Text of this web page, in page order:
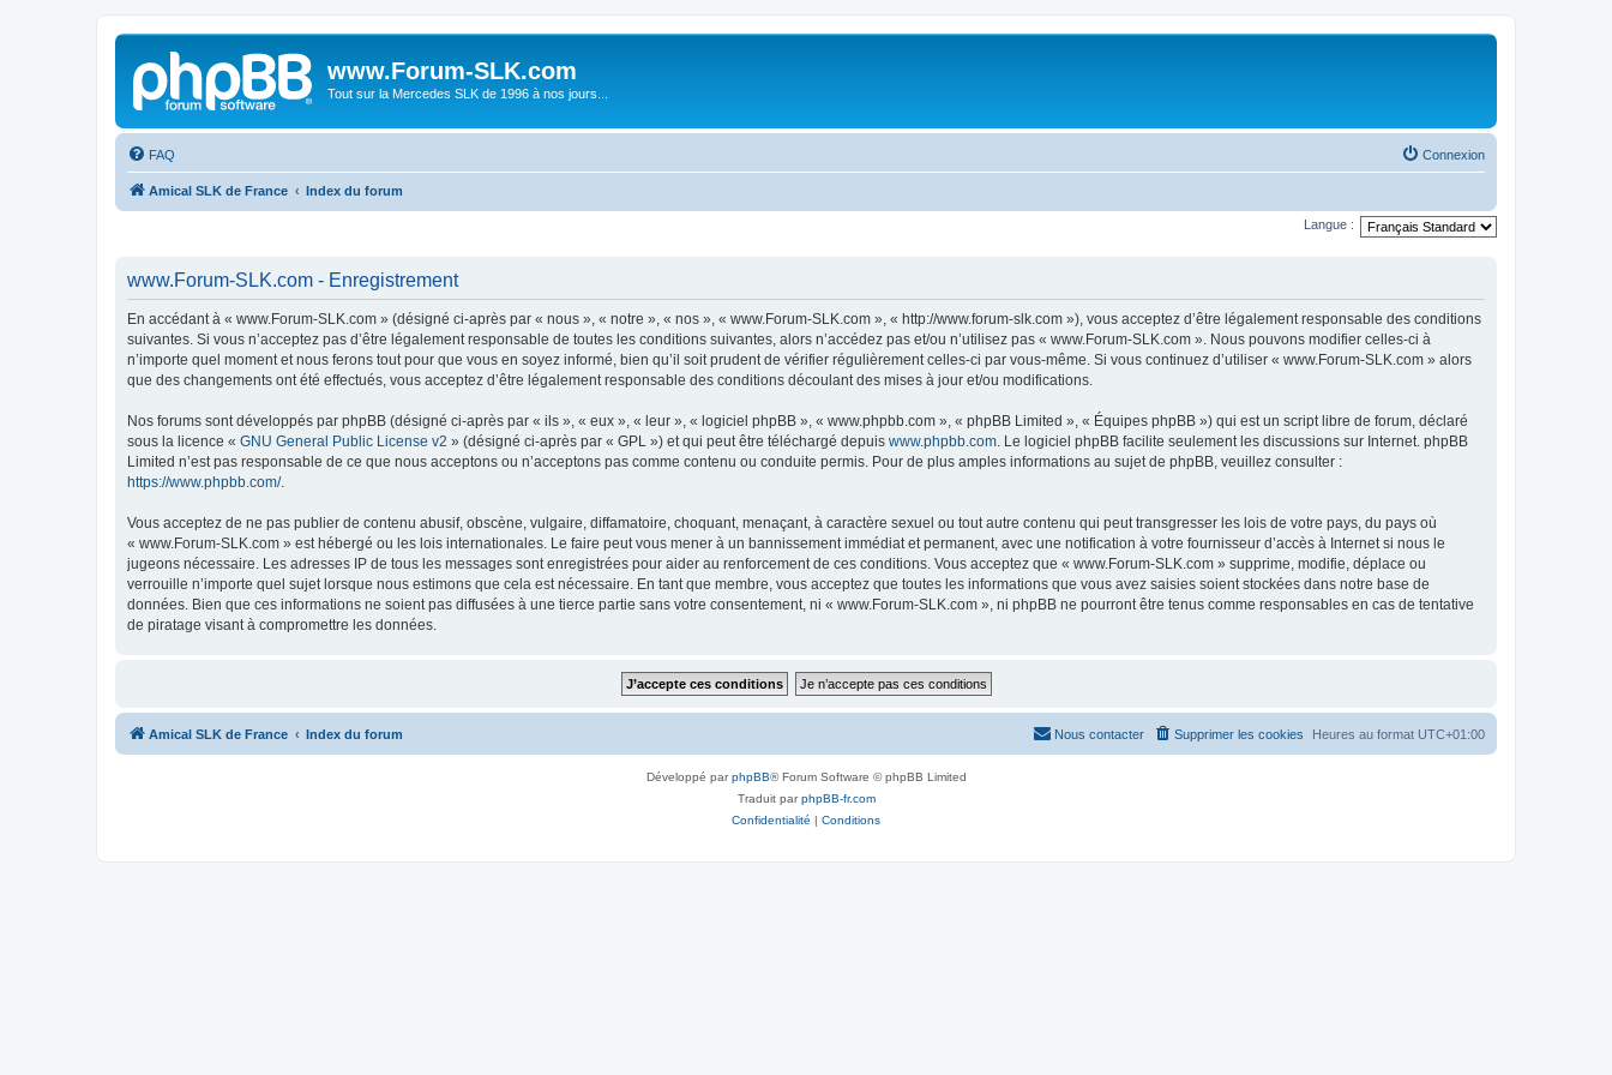
www.Forum-SLK.com
Tout sur la Mercedes SLK de 1996 à nos jours...
FAQ Connexion
Amical SLK de France Index du forum
Langue :
www.Forum-SLK.com - Enregistrement
En accédant à « www.Forum-SLK.com » (désigné ci-après par « nous », « notre », « nos », « www.Forum-SLK.com », « http://www.forum-slk.com »), vous acceptez d’être légalement responsable des conditions
suivantes. Si vous n’acceptez pas d’être légalement responsable de toutes les conditions suivantes, alors n’accédez pas et/ou n’utilisez pas « www.Forum-SLK.com ». Nous pouvons modifier celles-ci à
n’importe quel moment et nous ferons tout pour que vous en soyez informé, bien qu’il soit prudent de vérifier régulièrement celles-ci par vous-même. Si vous continuez d’utiliser « www.Forum-SLK.com » alors
que des changements ont été effectués, vous acceptez d’être légalement responsable des conditions découlant des mises à jour et/ou modifications.
Nos forums sont développés par phpBB (désigné ci-après par « ils », « eux », « leur », « logiciel phpBB », « www.phpbb.com », « phpBB Limited », « Équipes phpBB ») qui est un script libre de forum, déclaré
sous la licence « GNU General Public License v2 » (désigné ci-après par « GPL ») et qui peut être téléchargé depuis www.phpbb.com. Le logiciel phpBB facilite seulement les discussions sur Internet. phpBB
Limited n’est pas responsable de ce que nous acceptons ou n’acceptons pas comme contenu ou conduite permis. Pour de plus amples informations au sujet de phpBB, veuillez consulter :
https://www.phpbb.com/.
Vous acceptez de ne pas publier de contenu abusif, obscène, vulgaire, diffamatoire, choquant, menaçant, à caractère sexuel ou tout autre contenu qui peut transgresser les lois de votre pays, du pays où
« www.Forum-SLK.com » est hébergé ou les lois internationales. Le faire peut vous mener à un bannissement immédiat et permanent, avec une notification à votre fournisseur d’accès à Internet si nous le
jugeons nécessaire. Les adresses IP de tous les messages sont enregistrées pour aider au renforcement de ces conditions. Vous acceptez que « www.Forum-SLK.com » supprime, modifie, déplace ou
verrouille n’importe quel sujet lorsque nous estimons que cela est nécessaire. En tant que membre, vous acceptez que toutes les informations que vous avez saisies soient stockées dans notre base de
données. Bien que ces informations ne soient pas diffusées à une tierce partie sans votre consentement, ni « www.Forum-SLK.com », ni phpBB ne pourront être tenus comme responsables en cas de tentative
de piratage visant à compromettre les données.
Amical SLK de France Index du forum Heures au format UTC+01:00
Supprimer les cookies
Nous contacter
Développé parphpBB® Forum Software © phpBB Limited
Traduit parphpBB-fr.com
Confidentialité | Conditions